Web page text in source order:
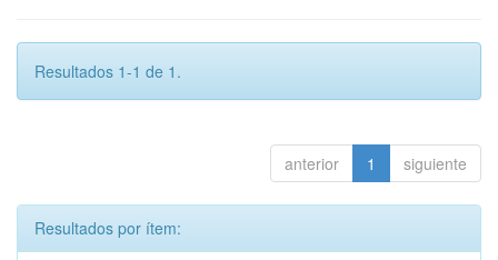
Resultados 1-1 de 1.
anterior 1 siguiente
Resultados por ítem: